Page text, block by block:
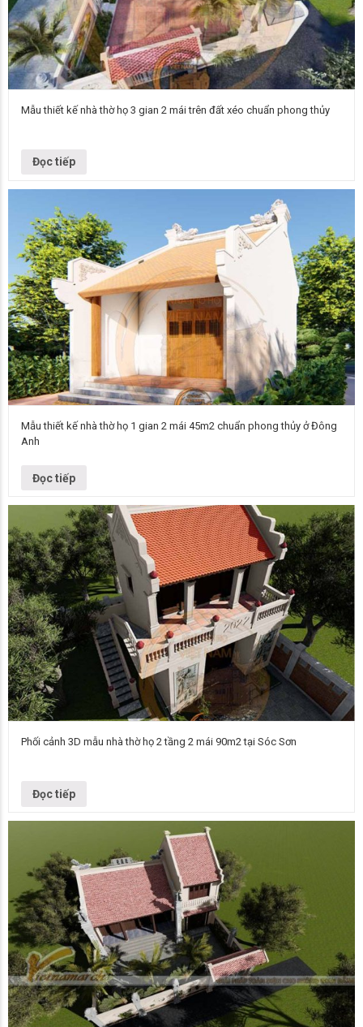
họ Khổng Địa điểm công trình Hà…
Mẫu thiết kế nhà thờ họ 3 gian 2 mái trên đất xéo chuẩn phong thủy
Đọc tiếp
Chủ đầu tư Chú Tuấn Địa điểm Đông…
Mẫu thiết kế nhà thờ họ 1 gian 2 mái 45m2 chuẩn phong thủy ở Đông
Anh
Đọc tiếp
họ Lê Văn Tổng diện tích:…
Phối cảnh 3D mẫu nhà thờ họ 2 tầng 2 mái 90m2 tại Sóc Sơn
Đọc tiếp